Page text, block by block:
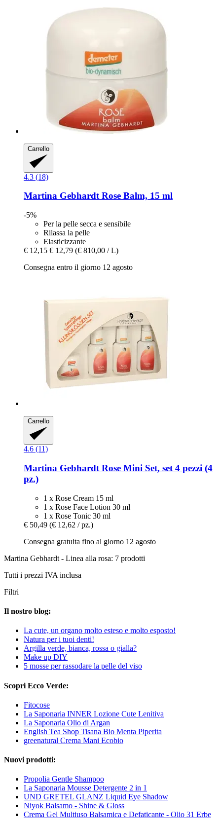
Carrello
4.3 (18)
Martina GebhardtRose Balm, 15 ml
-5%
Per la pelle secca e sensibile
Rilassa la pelle
Elasticizzante
€ 12,15 € 12,79 (€ 810,00 / L)
Consegna entro il giorno 12 agosto
Carrello
4.6 (11)
Martina Gebhardt Rose Mini Set, set 4 pezzi (4
pz.)
1 x Rose Cream 15 ml
1 x Rose Face Lotion 30 ml
1 x Rose Tonic 30 ml
€ 50,49 (€ 12,62 / pz.)
Consegna gratuita fino al giorno 12 agosto
Martina Gebhardt - Linea alla rosa: 7 prodotti
Tutti i prezzi IVA inclusa
Filtri
Il nostro blog:
La cute, un organo molto esteso e molto esposto!
Natura per i tuoi denti!
Argilla verde, bianca, rossa o gialla?
Make up DIY
5 mosse per rassodare la pelle del viso
Scopri Ecco Verde:
Fitocose
La Saponaria INNER Lozione Cute Lenitiva
La Saponaria Olio di Argan
English Tea Shop Tisana Bio Menta Piperita
greenatural Crema Mani Ecobio
Nuovi prodotti:
Propolia Gentle Shampoo
La Saponaria Mousse Detergente 2 in 1
UND GRETEL GLANZ Liquid Eye Shadow
Niyok Balsamo - Shine & Gloss
Crema Gel Multiuso Balsamica e Defaticante - Olio 31 Erbe